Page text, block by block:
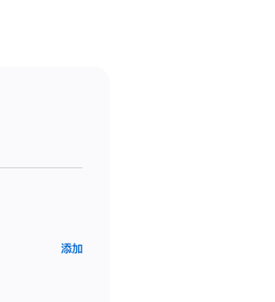
添加AppleCare+